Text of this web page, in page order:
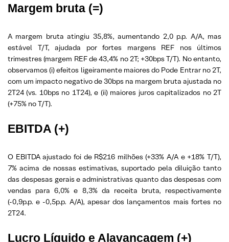
Margem bruta (=)
A margem bruta atingiu 35,8%, aumentando 2,0 p.p. A/A, mas
estável T/T, ajudada por fortes margens REF nos últimos
trimestres (margem REF de 43,4% no 2T; +30bps T/T). No entanto,
observamos (i) efeitos ligeiramente maiores do Pode Entrar no 2T,
com um impacto negativo de 30bps na margem bruta ajustada no
2T24 (vs. 10bps no 1T24), e (ii) maiores juros capitalizados no 2T
(+75% no T/T).
EBITDA (+)
O EBITDA ajustado foi de R$216 milhões (+33% A/A e +18% T/T),
7% acima de nossas estimativas, suportado pela diluição tanto
das despesas gerais e administrativas quanto das despesas com
vendas para 6,0% e 8,3% da receita bruta, respectivamente
(-0,9p.p. e -0,5p.p. A/A), apesar dos lançamentos mais fortes no
2T24.
Lucro Líquido e Alavancagem (+)